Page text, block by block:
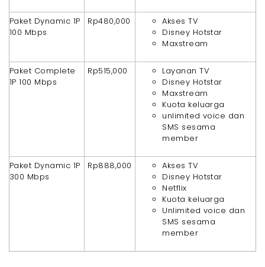
Paket Dynamic 1P
100 Mbps
Rp480,000
Akses TV
Disney Hotstar
Maxstream
Paket Complete
1P 100 Mbps
Rp515,000
Layanan TV
Disney Hotstar
Maxstream
Kuota keluarga
unlimited voice dan
SMS sesama
member
Paket Dynamic 1P
300 Mbps
Rp888,000
Akses TV
Disney Hotstar
Netflix
Kuota keluarga
Unlimited voice dan
SMS sesama
member